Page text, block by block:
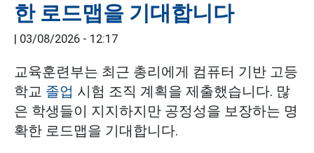
한 로드맵을 기대합니다
03/08/2026 - 12:17
교육훈련부는 최근 총리에게 컴퓨터 기반 고등
학교 졸업 시험 조직 계획을 제출했습니다. 많
은 학생들이 지지하지만 공정성을 보장하는 명
확한 로드맵을 기대합니다.